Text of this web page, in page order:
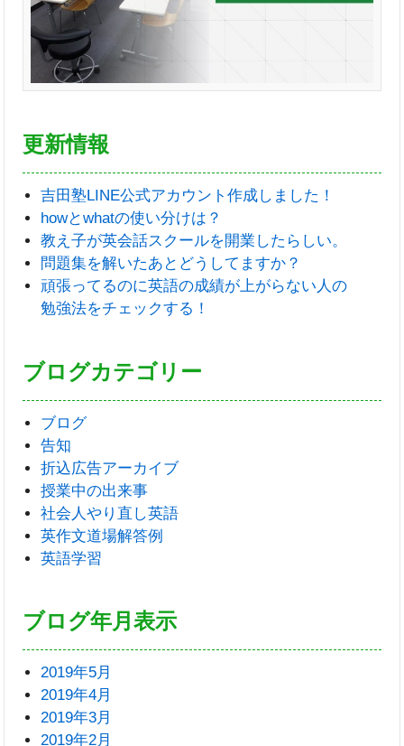
更新情報
吉田塾LINE公式アカウント作成しました！
howとwhatの使い分けは？
教え子が英会話スクールを開業したらしい。
問題集を解いたあとどうしてますか？
頑張ってるのに英語の成績が上がらない人の
勉強法をチェックする！
ブログカテゴリー
ブログ
告知
折込広告アーカイブ
授業中の出来事
社会人やり直し英語
英作文道場解答例
英語学習
ブログ年月表示
2019年5月
2019年4月
2019年3月
2019年2月